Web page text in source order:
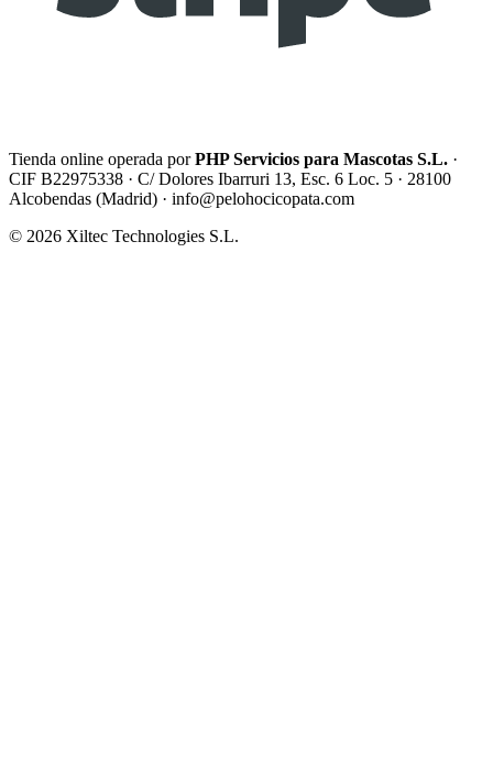
Tienda online operada porPHP Servicios para Mascotas S.L. ·
CIF B22975338 · C/ Dolores Ibarruri 13, Esc. 6 Loc. 5 · 28100
Alcobendas (Madrid) · info@pelohocicopata.com
© 2026 Xiltec Technologies S.L.